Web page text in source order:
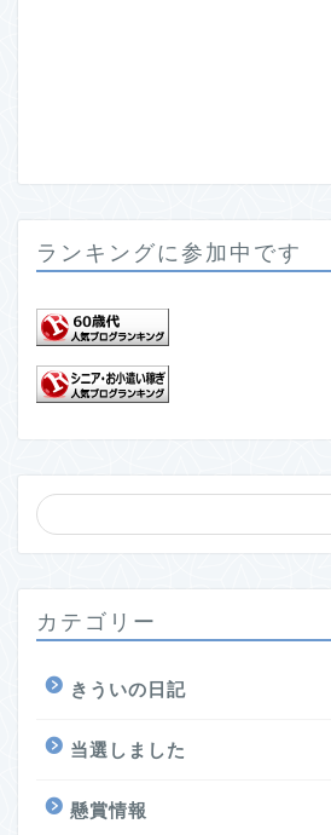
ランキングに参加中です
カテゴリー
きういの日記
当選しました
懸賞情報